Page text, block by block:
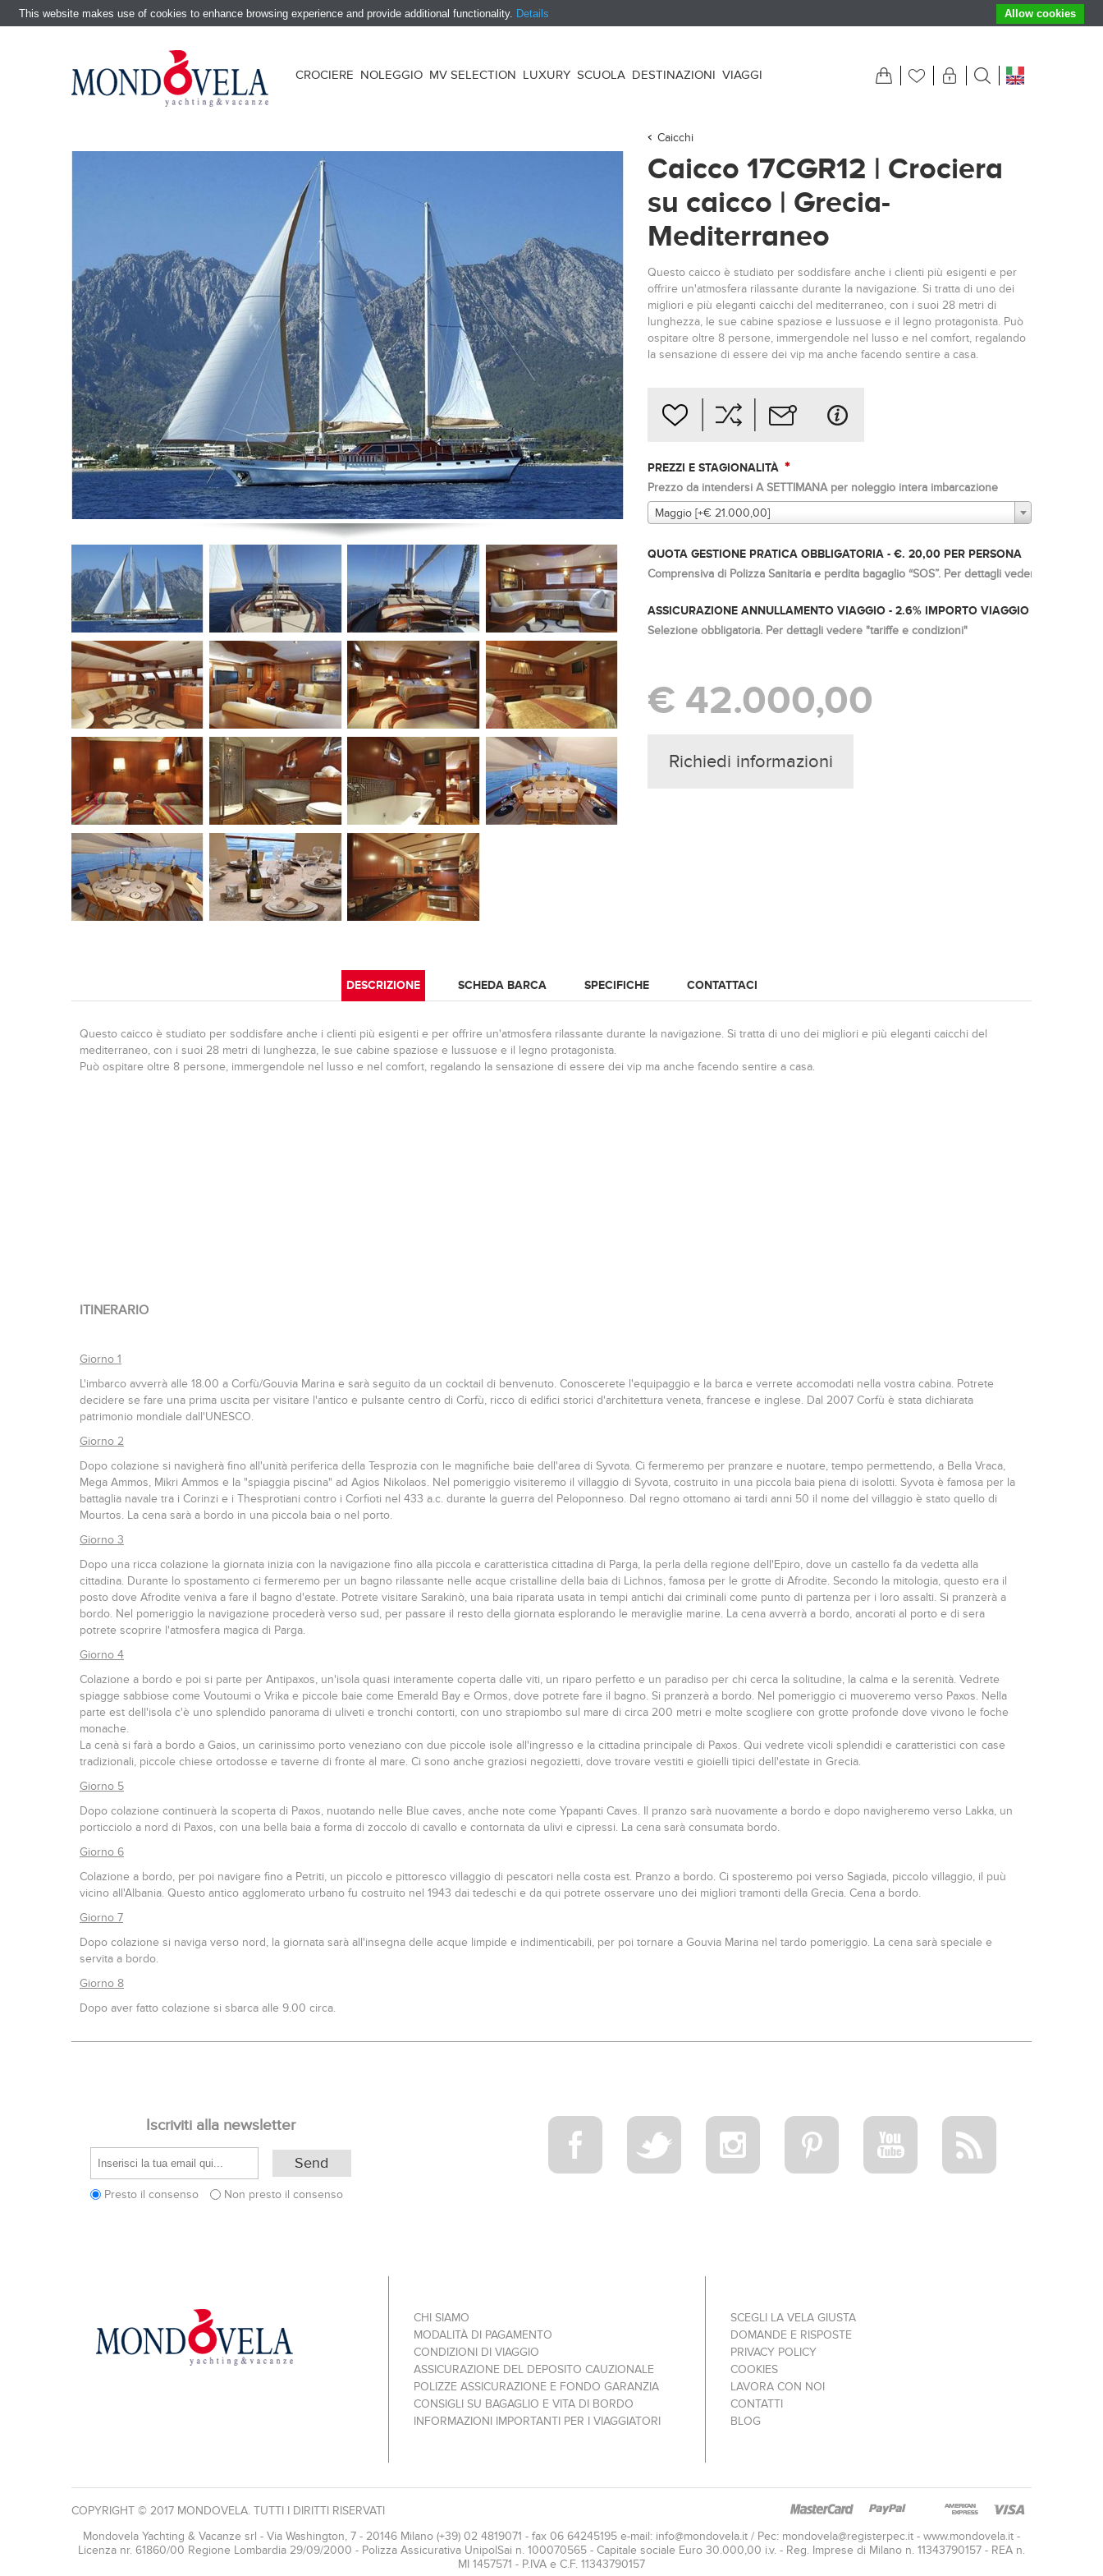
CROCIERE NOLEGGIO MV SELECTION LUXURY SCUOLA DESTINAZIONI VIAGGI
Caicchi
Caicco 17CGR12 | Crociera
su caicco | Grecia-
Mediterraneo
Questo caicco è studiato per soddisfare anche i clienti più esigenti e per
offrire un'atmosfera rilassante durante la navigazione. Si tratta di uno dei
migliori e più eleganti caicchi del mediterraneo, con i suoi 28 metri di
lunghezza, le sue cabine spaziose e lussuose e il legno protagonista. Può
ospitare oltre 8 persone, immergendole nel lusso e nel comfort, regalando
la sensazione di essere dei vip ma anche facendo sentire a casa.
PREZZI E STAGIONALITÀ *
Prezzo da intendersi A SETTIMANA per noleggio intera imbarcazione
Maggio [+€ 21.000,00]
QUOTA GESTIONE PRATICA OBBLIGATORIA - €. 20,00 PER PERSONA
Comprensiva di Polizza Sanitaria e perdita bagaglio “SOS”. Per dettagli vedere "tariffe e
ASSICURAZIONE ANNULLAMENTO VIAGGIO - 2.6% IMPORTO VIAGGIO
Selezione obbligatoria. Per dettagli vedere "tariffe e condizioni"
€ 42.000,00
Richiedi informazioni
DESCRIZIONE SCHEDA BARCA SPECIFICHE CONTATTACI
Questo caicco è studiato per soddisfare anche i clienti più esigenti e per offrire un'atmosfera rilassante durante la navigazione. Si tratta di uno dei migliori e più eleganti caicchi del
mediterraneo, con i suoi 28 metri di lunghezza, le sue cabine spaziose e lussuose e il legno protagonista.
Può ospitare oltre 8 persone, immergendole nel lusso e nel comfort, regalando la sensazione di essere dei vip ma anche facendo sentire a casa.
ITINERARIO
Giorno 1
L'imbarco avverrà alle 18.00 a Corfù/Gouvia Marina e sarà seguito da un cocktail di benvenuto. Conoscerete l'equipaggio e la barca e verrete accomodati nella vostra cabina. Potrete
decidere se fare una prima uscita per visitare l'antico e pulsante centro di Corfù, ricco di edifici storici d'architettura veneta, francese e inglese. Dal 2007 Corfù è stata dichiarata
patrimonio mondiale dall'UNESCO.
Giorno 2
Dopo colazione si navigherà fino all'unità periferica della Tesprozia con le magnifiche baie dell'area di Syvota. Ci fermeremo per pranzare e nuotare, tempo permettendo, a Bella Vraca,
Mega Ammos, Mikri Ammos e la "spiaggia piscina" ad Agios Nikolaos. Nel pomeriggio visiteremo il villaggio di Syvota, costruito in una piccola baia piena di isolotti. Syvota è famosa per la
battaglia navale tra i Corinzi e i Thesprotiani contro i Corfioti nel 433 a.c. durante la guerra del Peloponneso. Dal regno ottomano ai tardi anni 50 il nome del villaggio è stato quello di
Mourtos. La cena sarà a bordo in una piccola baia o nel porto.
Giorno 3
Dopo una ricca colazione la giornata inizia con la navigazione fino alla piccola e caratteristica cittadina di Parga, la perla della regione dell'Epiro, dove un castello fa da vedetta alla
cittadina. Durante lo spostamento ci fermeremo per un bagno rilassante nelle acque cristalline della baia di Lichnos, famosa per le grotte di Afrodite. Secondo la mitologia, questo era il
posto dove Afrodite veniva a fare il bagno d'estate. Potrete visitare Sarakinò, una baia riparata usata in tempi antichi dai criminali come punto di partenza per i loro assalti. Si pranzerà a
bordo. Nel pomeriggio la navigazione procederà verso sud, per passare il resto della giornata esplorando le meraviglie marine. La cena avverrà a bordo, ancorati al porto e di sera
potrete scoprire l'atmosfera magica di Parga.
Giorno 4
Colazione a bordo e poi si parte per Antipaxos, un'isola quasi interamente coperta dalle viti, un riparo perfetto e un paradiso per chi cerca la solitudine, la calma e la serenità. Vedrete
spiagge sabbiose come Voutoumi o Vrika e piccole baie come Emerald Bay e Ormos, dove potrete fare il bagno. Si pranzerà a bordo. Nel pomeriggio ci muoveremo verso Paxos. Nella
parte est dell'isola c'è uno splendido panorama di uliveti e tronchi contorti, con uno strapiombo sul mare di circa 200 metri e molte scogliere con grotte profonde dove vivono le foche
monache.
La cenà si farà a bordo a Gaios, un carinissimo porto veneziano con due piccole isole all'ingresso e la cittadina principale di Paxos. Qui vedrete vicoli splendidi e caratteristici con case
tradizionali, piccole chiese ortodosse e taverne di fronte al mare. Ci sono anche graziosi negozietti, dove trovare vestiti e gioielli tipici dell'estate in Grecia.
Giorno 5
Dopo colazione continuerà la scoperta di Paxos, nuotando nelle Blue caves, anche note come Ypapanti Caves. Il pranzo sarà nuovamente a bordo e dopo navigheremo verso Lakka, un
porticciolo a nord di Paxos, con una bella baia a forma di zoccolo di cavallo e contornata da ulivi e cipressi. La cena sarà consumata bordo.
Giorno 6
Colazione a bordo, per poi navigare fino a Petriti, un piccolo e pittoresco villaggio di pescatori nella costa est. Pranzo a bordo. Ci sposteremo poi verso Sagiada, piccolo villaggio, il puù
vicino all'Albania. Questo antico agglomerato urbano fu costruito nel 1943 dai tedeschi e da qui potrete osservare uno dei migliori tramonti della Grecia. Cena a bordo.
Giorno 7
Dopo colazione si naviga verso nord, la giornata sarà all'insegna delle acque limpide e indimenticabili, per poi tornare a Gouvia Marina nel tardo pomeriggio. La cena sarà speciale e
servita a bordo.
Giorno 8
Dopo aver fatto colazione si sbarca alle 9.00 circa.
Iscriviti alla newsletter
Presto il consenso Non presto il consenso
CHI SIAMO
MODALITÀ DI PAGAMENTO
CONDIZIONI DI VIAGGIO
ASSICURAZIONE DEL DEPOSITO CAUZIONALE
POLIZZE ASSICURAZIONE E FONDO GARANZIA
CONSIGLI SU BAGAGLIO E VITA DI BORDO
INFORMAZIONI IMPORTANTI PER I VIAGGIATORI
SCEGLI LA VELA GIUSTA
DOMANDE E RISPOSTE
PRIVACY POLICY
COOKIES
LAVORA CON NOI
CONTATTI
BLOG
COPYRIGHT © 2017 MONDOVELA. TUTTI I DIRITTI RISERVATI
Mondovela Yachting & Vacanze srl - Via Washington, 7 - 20146 Milano (+39) 02 4819071 - fax 06 64245195 e-mail: info@mondovela.it / Pec: mondovela@registerpec.it - www.mondovela.it -
Licenza nr. 61860/00 Regione Lombardia 29/09/2000 - Polizza Assicurativa UnipolSai n. 100070565 - Capitale sociale Euro 30.000,00 i.v. - Reg. Imprese di Milano n. 11343790157 - REA n.
MI 1457571 - P.IVA e C.F. 11343790157
This website makes use of cookies to enhance browsing experience and provide additional functionality. Details Allow cookies